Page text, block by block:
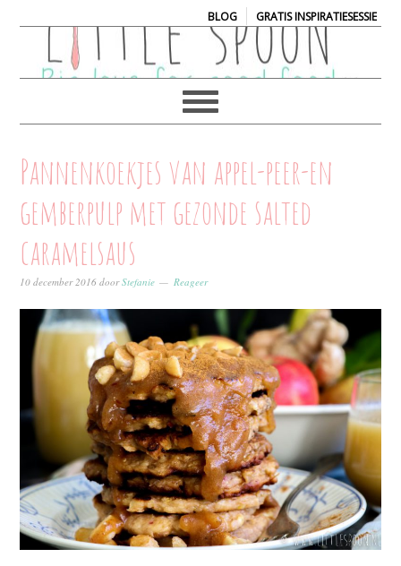
BLOG| GRATIS INSPIRATIESESSIE
Pannenkoekjes van appel-peer-en
gemberpulp met gezonde salted
caramelsaus
10 december 2016 doorStefanie Reageer